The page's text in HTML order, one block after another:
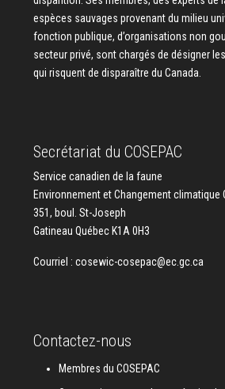
espèces sauvages provenant du milieu
fonction publique, d’organisations non
secteur privé, sont chargés de désigner
qui risquent de disparaître du Canada.
Secrétariat du COSEPAC
Service canadien de la faune
Environnement et Changement climatique
351, boul. St-Joseph
Gatineau Québec K1A 0H3
Courriel : cosewic-cosepac@ec.gc.ca
Contactez-nous
Membres du COSEPAC